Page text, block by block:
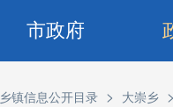
市政府
乡镇信息公开目录 > 大崇乡